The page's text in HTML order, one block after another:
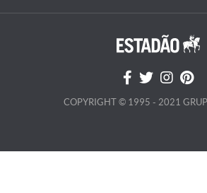
COPYRIGHT © 1995 - 2021